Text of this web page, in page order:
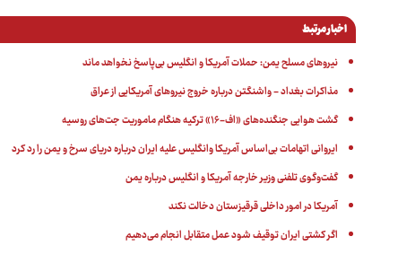
اخبار مرتبط
نیروهای مسلح یمن: حملات آمریکا و انگلیس بی‌پاسخ نخواهد ماند
مذاکرات بغداد - واشنگتن‌ درباره خروج نیروهای آمریکایی از عراق
گشت هوایی جنگنده‌های «اف-۱۶» ترکیه هنگام ماموریت جت‌های روسیه
ایروانی اتهامات بی‌اساس آمریکا وانگلیس علیه ایران درباره دریای سرخ و یمن را رد کرد
گفت‌وگوی تلفنی وزیر خارجه آمریکا و انگلیس درباره یمن
آمریکا در امور داخلی قرقیزستان دخالت نکند
اگر کشتی ایران توقیف شود عمل متقابل انجام می‌دهیم